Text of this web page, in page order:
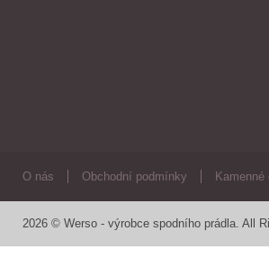
O nás Obchodní podmínky Kamenné
2026 © Werso - výrobce spodního prádla. All